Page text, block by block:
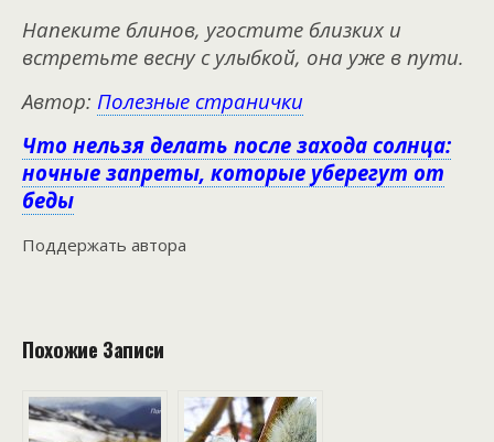
Напеките блинов, угостите близких и
встретьте весну с улыбкой, она уже в пути.
Автор: Полезные странички
Что нельзя делать после захода солнца:
ночные запреты, которые уберегут от
беды
Поддержать автора
Похожие Записи